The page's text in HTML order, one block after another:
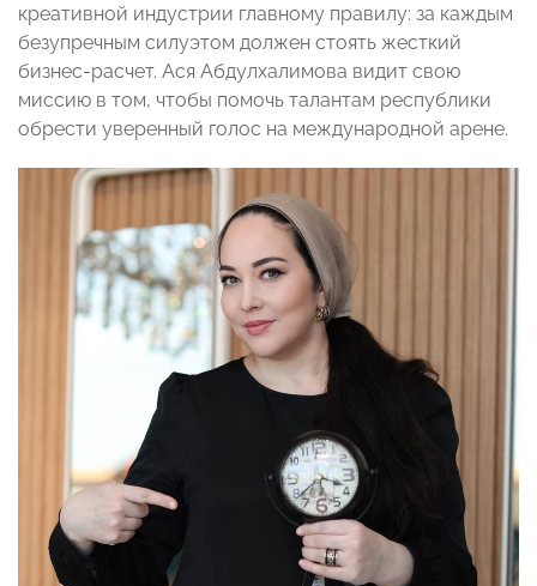
креативной индустрии главному правилу: за каждым
безупречным силуэтом должен стоять жесткий
бизнес-расчет. Ася Абдулхалимова видит свою
миссию в том, чтобы помочь талантам республики
обрести уверенный голос на международной арене.